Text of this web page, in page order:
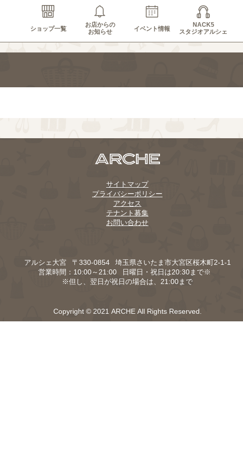
ショップ一覧
お店からの
お知らせ
イベント情報
NACK5
スタジオアルシェ
サイトマップ
プライバシーポリシー
アクセス
テナント募集
お問い合わせ
アルシェ大宮 〒330-0854 埼玉県さいたま市大宮区桜木町2-1-1
営業時間：10:00～21:00 日曜日・祝日は20:30まで※
※但し、翌日が祝日の場合は、21:00まで
Copyright © 2021 ARCHE All Rights Reserved.